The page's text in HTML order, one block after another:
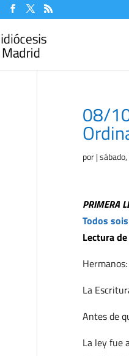
08/
por|
PRIMERA
Todos
Lectura
Hermanos:
La
Antes de
La ley fue